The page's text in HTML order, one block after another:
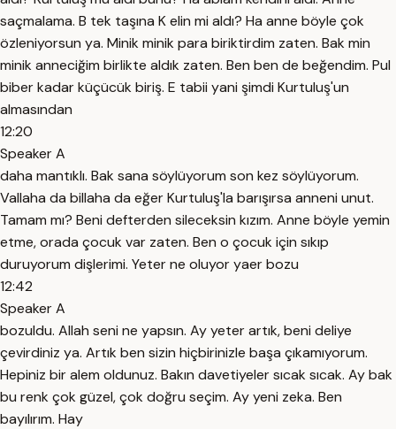
saçmalama. B tek taşına K elin mi aldı? Ha anne böyle çok
özleniyorsun ya. Minik minik para biriktirdim zaten. Bak min
minik anneciğim birlikte aldık zaten. Ben ben de beğendim. Pul
biber kadar küçücük biriş. E tabii yani şimdi Kurtuluş'un
almasından
12:20
Speaker A
daha mantıklı. Bak sana söylüyorum son kez söylüyorum.
Vallaha da billaha da eğer Kurtuluş'la barışırsa anneni unut.
Tamam mı? Beni defterden sileceksin kızım. Anne böyle yemin
etme, orada çocuk var zaten. Ben o çocuk için sıkıp
duruyorum dişlerimi. Yeter ne oluyor yaer bozu
12:42
Speaker A
bozuldu. Allah seni ne yapsın. Ay yeter artık, beni deliye
çevirdiniz ya. Artık ben sizin hiçbirinizle başa çıkamıyorum.
Hepiniz bir alem oldunuz. Bakın davetiyeler sıcak sıcak. Ay bak
bu renk çok güzel, çok doğru seçim. Ay yeni zeka. Ben
bayılırım. Hay